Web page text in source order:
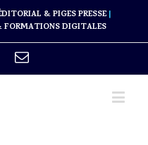
& PIGES PRESSE |
FORMATIONS DIGITALES